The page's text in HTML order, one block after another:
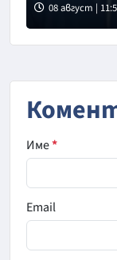
Снимка:
08 август |
Име*
Email